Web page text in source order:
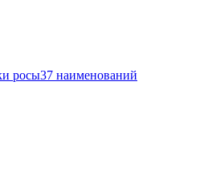
росы37 наименований